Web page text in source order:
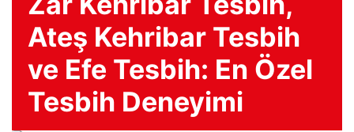
Ateş Kehribar Tesbih
ve Efe Tesbih: En Özel
Tesbih Deneyimi